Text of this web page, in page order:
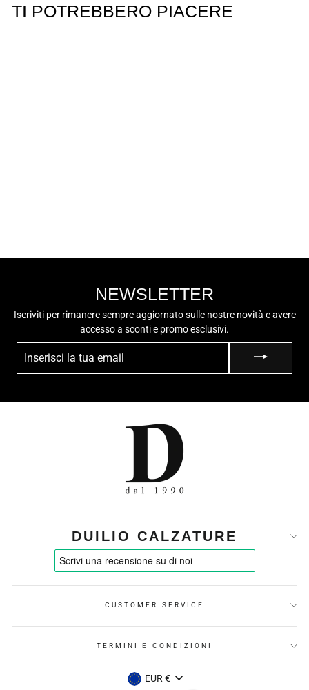
TI POTREBBERO PIACERE
NEWSLETTER
Iscriviti per rimanere sempre aggiornato sulle nostre novità e avere
accesso a sconti e promo esclusivi.
DUILIO CALZATURE
CUSTOMER SERVICE
TERMINI E CONDIZIONI
VALUTA
EUR €